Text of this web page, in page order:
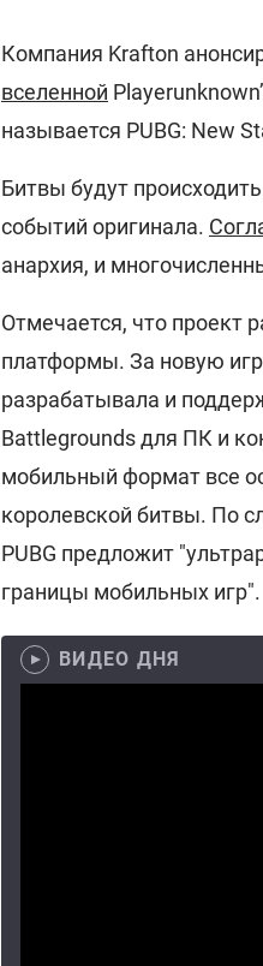
Компания Krafton
вселенной
называется PUBG: New
Битвы будут
событий оригинала.
анархия, и
Отмечается, что проект
платформы. За новую
разрабатывала и
Battlegrounds для ПК и
мобильный формат все
королевской битвы. По
PUBG предложит
границы мобильных игр".
ВИДЕО ДНЯ